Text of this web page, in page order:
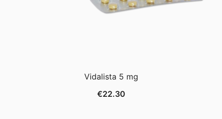
Vidalista 5 mg
€22.30